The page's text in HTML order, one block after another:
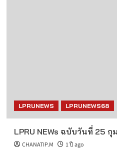
LPRUNEWS LPRUNEWS68
LPRU NEWs ฉบับวันที่ 25
CHANATIP.M 1 ปี ago